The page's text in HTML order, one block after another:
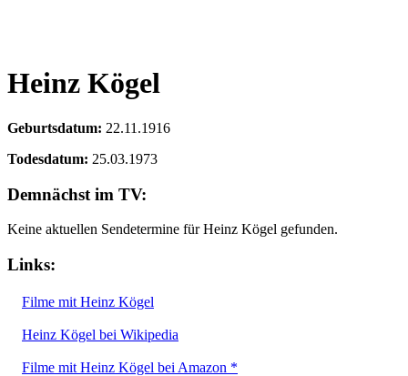
Heinz Kögel
Geburtsdatum: 22.11.1916
Todesdatum: 25.03.1973
Demnächst im TV:
Keine aktuellen Sendetermine für Heinz Kögel gefunden.
Links:
Filme mit Heinz Kögel
Heinz Kögel bei Wikipedia
Filme mit Heinz Kögel bei Amazon *